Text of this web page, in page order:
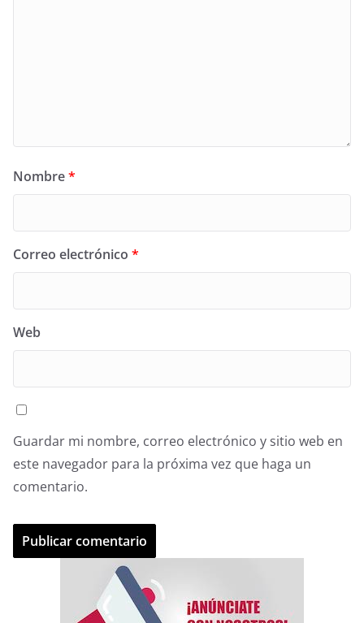
Nombre*
Correo electrónico *
Web
Guardar mi nombre, correo electrónico y sitio web en
este navegador para la próxima vez que haga un
comentario.